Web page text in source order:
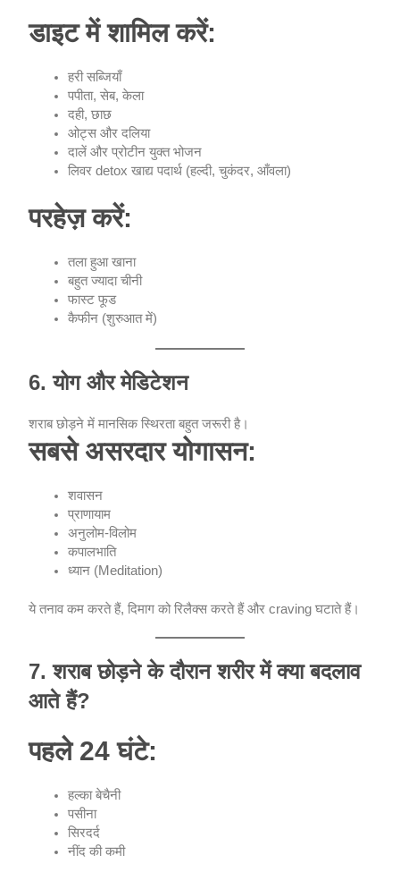
डाइट में शामिल करें:
हरी सब्जियाँ
पपीता, सेब, केला
दही, छाछ
ओट्स और दलिया
दालें और प्रोटीन युक्त भोजन
लिवर detox खाद्य पदार्थ (हल्दी, चुकंदर, आँवला)
परहेज़ करें:
तला हुआ खाना
बहुत ज्यादा चीनी
फास्ट फूड
कैफीन (शुरुआत में)
6. योग और मेडिटेशन
शराब छोड़ने में मानसिक स्थिरता बहुत जरूरी है।
सबसे असरदार योगासन:
शवासन
प्राणायाम
अनुलोम-विलोम
कपालभाति
ध्यान (Meditation)
ये तनाव कम करते हैं, दिमाग को रिलैक्स करते हैं और craving घटाते हैं।
7. शराब छोड़ने के दौरान शरीर में क्या बदलाव
आते हैं?
पहले 24 घंटे:
हल्का बेचैनी
पसीना
सिरदर्द
नींद की कमी